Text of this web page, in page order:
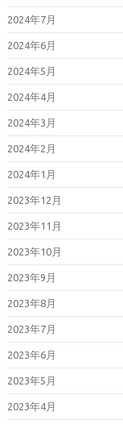
2024年7月
2024年6月
2024年5月
2024年4月
2024年3月
2024年2月
2024年1月
2023年12月
2023年11月
2023年10月
2023年9月
2023年8月
2023年7月
2023年6月
2023年5月
2023年4月